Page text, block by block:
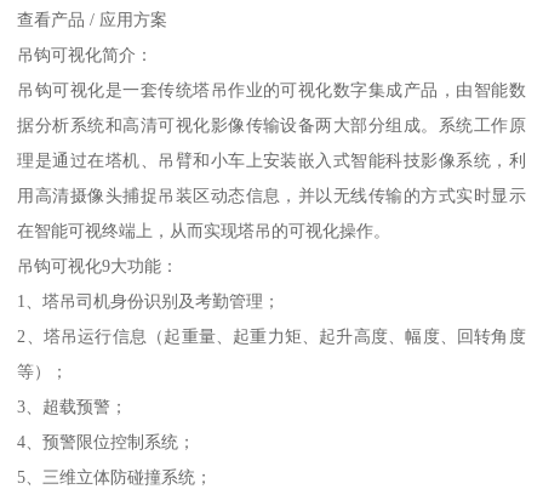
查看产品 / 应用方案
吊钩可视化简介：
吊钩可视化是一套传统塔吊作业的可视化数字集成产品，由智能数
据分析系统和高清可视化影像传输设备两大部分组成。系统工作原
理是通过在塔机、吊臂和小车上安装嵌入式智能科技影像系统，利
用高清摄像头捕捉吊装区动态信息，并以无线传输的方式实时显示
在智能可视终端上，从而实现塔吊的可视化操作。
吊钩可视化9大功能：
1、塔吊司机身份识别及考勤管理；
2、塔吊运行信息（起重量、起重力矩、起升高度、幅度、回转角度
等）；
3、超载预警；
4、预警限位控制系统；
5、三维立体防碰撞系统；